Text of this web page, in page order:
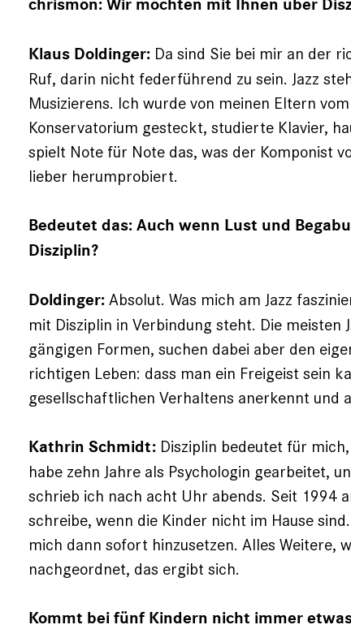
chrismon: Wir möchten mit Ihnen über
Klaus Doldinger: Da sind Sie bei mir an der
Ruf, darin nicht federführend zu sein. Jazz
Musizierens. Ich wurde von meinen Eltern
Konservatorium gesteckt, studierte ­Klavier,
spielt Note für Note das, was der Komponist
lieber herumprobiert.
Bedeutet das: Auch wenn Lust und
Disziplin?
Doldinger:Absolut. Was mich am Jazz
mit Disziplin in Verbindung steht. Die meisten
gängigen Formen, suchen dabei aber den
richtigen Leben: dass man ein Freigeist sein
gesellschaftlichen Verhaltens anerkennt und
Kathrin Schmidt: Disziplin bedeutet für
habe zehn Jahre als Psychologin gearbeitet,
schrieb ich nach acht Uhr abends. Seit 1994
schreibe, wenn die Kinder nicht im Hause
mich dann sofort hinzusetzen. Alles Weitere,
nachgeordnet, das ergibt sich.
Kommt bei fünf Kindern nicht immer